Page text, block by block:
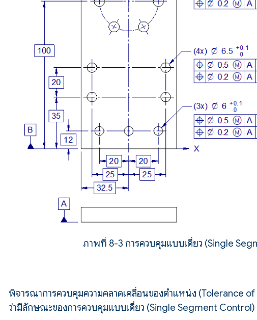
ภาพที่ 8-3 การควบคุมแบบเดี่ยว (Single
พิจารณาการควบคุมความคลาดเคลื่อนของตำแหน่ง (Tolerance
ว่ามีลักษณะของการควบคุมแบบเดี่ยว (Single Segment